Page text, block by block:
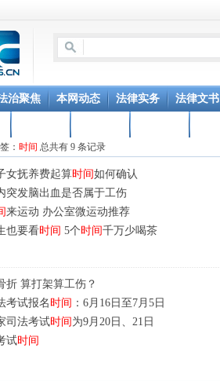
治聚焦 本网动态 法律实务 法律文书
： 时间 总共有 9 条记录
女抚养费起算时间如何确认
突发脑出血是否属于工伤
来运动 办公室微运动推荐
也要看时间 5个时间千万少喝茶
折 算打架算工伤？
考试报名 时间 ：6月16日至7月5日
司法考试时间 为9月20日、21日
试时间